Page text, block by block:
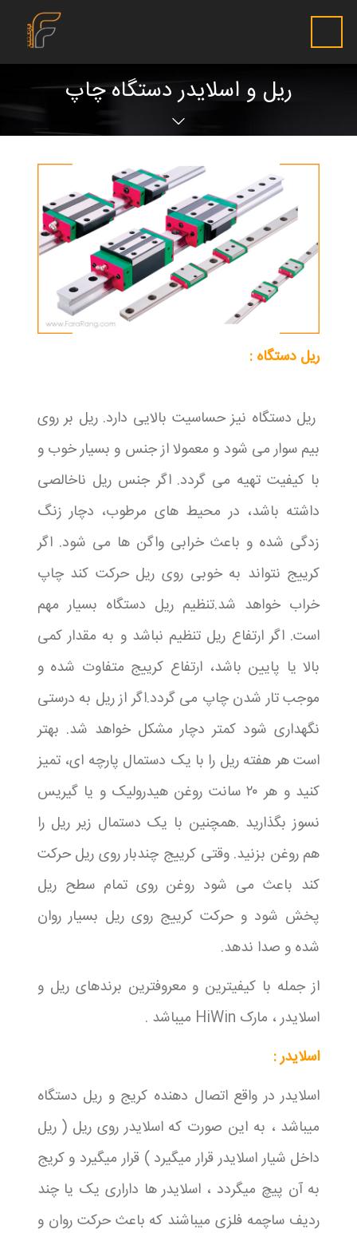
ریل و اسلایدر دستگاه چاپ
ریل دستگاه :
ریل دستگاه نیز حساسیت بالایی دارد. ریل بر روی
بیم سوار می شود و معمولا از جنس و بسیار خوب و
با کیفیت تهیه می گردد. اگر جنس ریل ناخالصی
داشته باشد، در محیط های مرطوب، دچار زنگ
زدگی شده و باعث خرابی واگن ها می شود. اگر
کرییج نتواند به خوبی روی ریل حرکت کند چاپ
خراب خواهد شد.تنظیم ریل دستگاه بسیار مهم
است. اگر ارتفاع ریل تنظیم نباشد و به مقدار کمی
بالا یا پایین باشد، ارتفاع کرییج متفاوت شده و
موجب تار شدن چاپ می گردد.اگر از ریل به درستی
نگهداری شود کمتر دچار مشکل خواهد شد. بهتر
است هر هفته ریل را با یک دستمال پارچه ای، تمیز
کنید و هر ۲۰ سانت روغن هیدرولیک و یا گیریس
نسوز بگذارید .همچنین با یک دستمال زیر ریل را
هم روغن بزنید. وقتی کرییج چندبار روی ریل حرکت
کند باعث می شود روغن روی تمام سطح ریل
پخش شود و حرکت کرییج روی ریل بسیار روان
شده و صدا ندهد.
از جمله با کیفیترین و معروفترین برندهای ریل و
اسلایدر ، مارک HiWin میباشد .
اسلایدر :
اسلایدر در واقع اتصال دهنده کریج و ریل دستگاه
میباشد ، به این صورت که اسلایدر روی ریل ( ریل
داخل شیار اسلایدر قرار میگیرد ) قرار میگیرد و کریج
به آن پیچ میگردد ، اسلایدر ها داراری یک یا چند
ردیف ساچمه فلزی میباشند که باعث حرکت روان و